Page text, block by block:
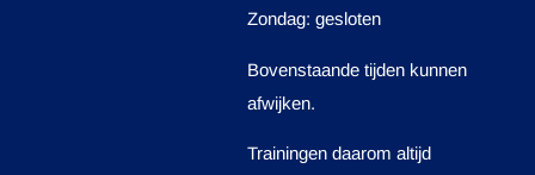
Zondag: gesloten
Bovenstaande tijden kunnen
afwijken.
Trainingen daarom altijd